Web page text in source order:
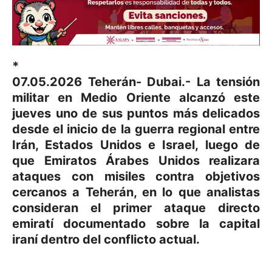
*
07.05.2026 Teherán- Dubai.- La tensión
militar en Medio Oriente alcanzó este
jueves uno de sus puntos más delicados
desde el inicio de la guerra regional entre
Irán, Estados Unidos e Israel, luego de
que Emiratos Árabes Unidos realizara
ataques con misiles contra objetivos
cercanos a Teherán, en lo que analistas
consideran el primer ataque directo
emiratí documentado sobre la capital
iraní dentro del conflicto actual.